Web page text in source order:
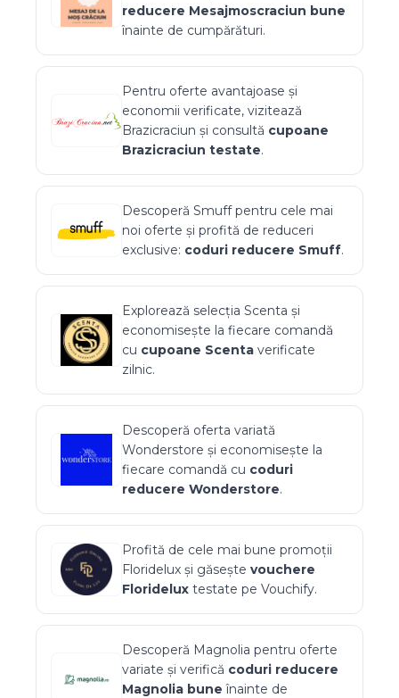
reducere Mesajmoscraciun bune
înainte de cumpărături.
Pentru oferte avantajoase și
economii verificate, vizitează
Brazicraciun și consultă cupoane
Brazicraciun testate.
Descoperă Smuffpentru cele mai
noi oferte și profită de reduceri
exclusive: coduri reducere Smuff.
Explorează selecția Scenta și
economisește la fiecare comandă
cu cupoane Scenta verificate
zilnic.
Descoperă oferta variată
Wonderstore și economisește la
fiecare comandă cu coduri
reducere Wonderstore.
Profită de cele mai bune promoții
Floridelux și găsește vouchere
Floridelux testate pe Vouchify.
Descoperă Magnolia pentru oferte
variate și verifică coduri reducere
Magnolia bune înainte de